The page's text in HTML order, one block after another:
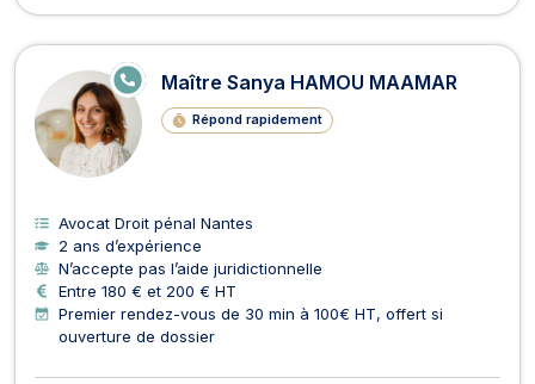
Maître Sanya HAMOU MAAMAR
Répond rapidement
E
N
LI
G
N
E
Avocat Droit pénal Nantes
2 ans d’expérience
N’accepte pas l’aide juridictionnelle
Entre 180 € et 200 € HT
Premier rendez-vous de 30 min à 100€ HT, offert si
ouverture de dossier